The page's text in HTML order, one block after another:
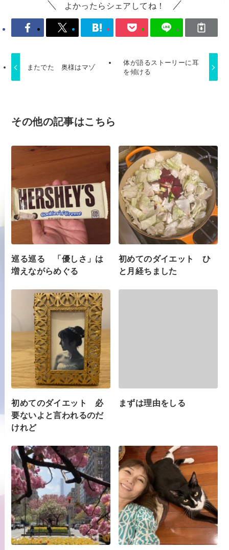
よかったらシェアしてね！
またでた 奥様はマゾ
体が語るストーリーに耳
を傾ける
その他の記事はこちら
巡る巡る 「優しさ」は
増えながらめぐる
初めてのダイエット ひ
と月経ちました
初めてのダイエット 必
要ないよと言われるのだ
けれど
まずは理由をしる